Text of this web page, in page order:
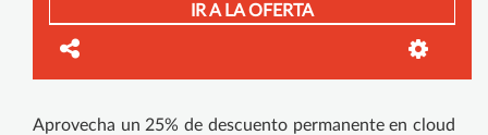
IR A LA OFERTA
Aprovecha un 25% de descuento permanente en cloud